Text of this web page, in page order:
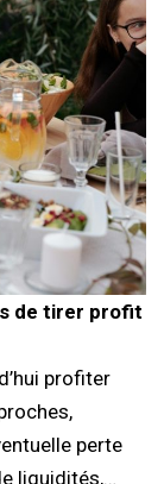
de tirer profit
profiter
perte
liquidités,…